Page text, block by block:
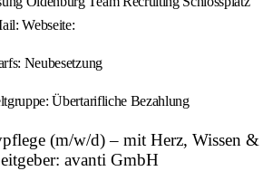
Webseite:
Neubesetzung
Übertarifliche Bezahlung
(m/w/d) – mit Herz, Wissen &
avanti GmbH